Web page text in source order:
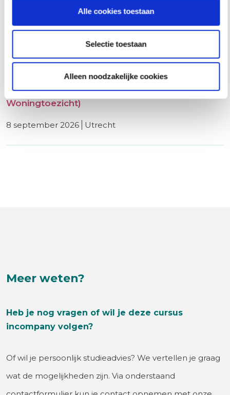
Alle cookies toestaan
Selectie toestaan
Alleen noodzakelijke cookies
Woningtoezicht)
8 september 2026 utrecht
Meer weten?
Heb je nog vragen of wil je deze cursus
incompany volgen?
Of wil je persoonlijk studieadvies? We vertellen je graag
wat de mogelijkheden zijn. Via onderstaand